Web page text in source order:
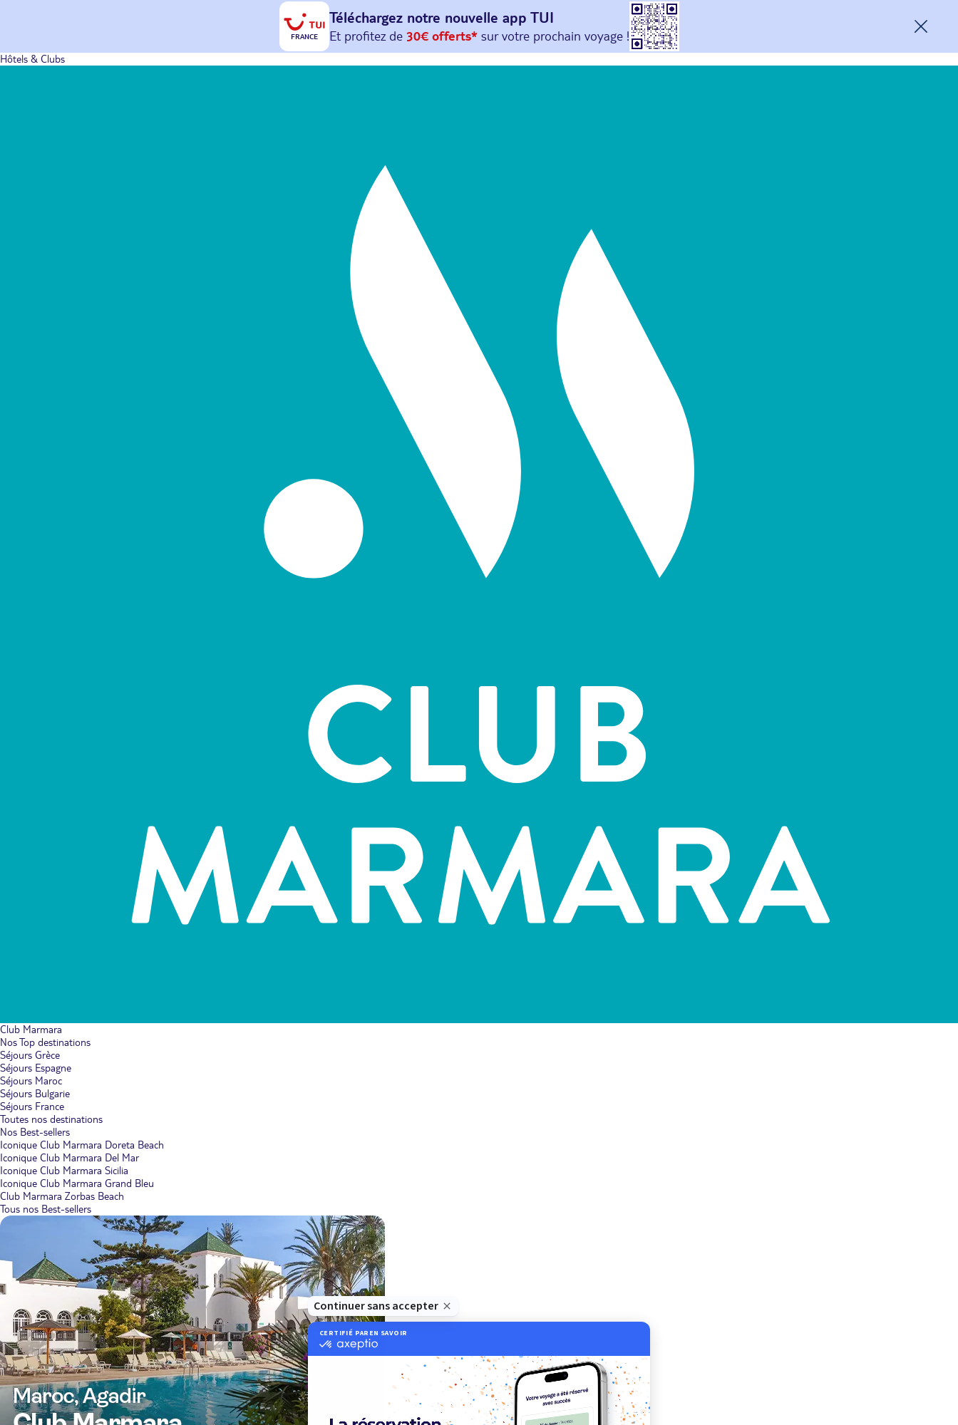
FRANCE
Téléchargez notre nouvelle app TUI
Et profitez de 30€ offerts*sur votreprochain
avec le code : HAPPYAPP
Hôtels & Clubs
Club Marmara
Nos Top destinations
Séjours Grèce
Séjours Espagne
Séjours Maroc
Séjours Bulgarie
Séjours France
Toutes nos destinations
Nos Best-sellers
Iconique Club Marmara Doreta Beach
Iconique Club Marmara Del Mar
Iconique Club Marmara Sicilia
Iconique Club Marmara Grand Bleu
Club Marmara Zorbas Beach
Tous nos Best-sellers